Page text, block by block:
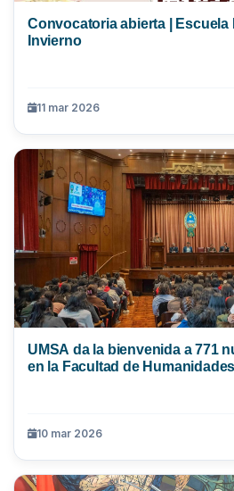
Convocatoria abierta | Escuela
Invierno
11 mar 2026
UMSA da la bienvenida a 771
en la Facultad de Humanidades
10 mar 2026